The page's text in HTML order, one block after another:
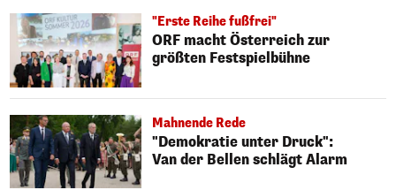
"Erste Reihe fußfrei"
ORF macht Österreich zur
größten Festspielbühne
Mahnende Rede
"Demokratie unter Druck":
Van der Bellen schlägt Alarm